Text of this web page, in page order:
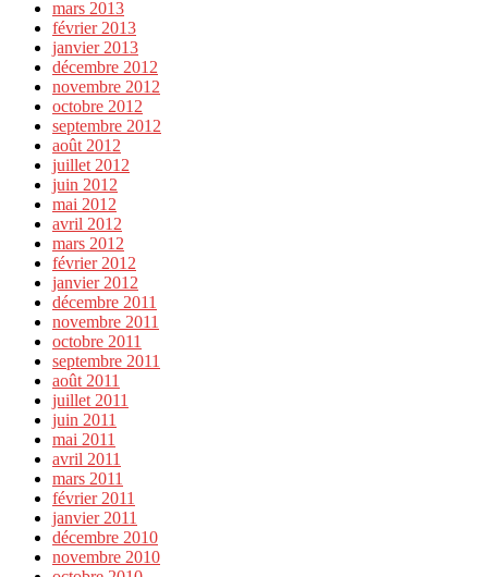
mars 2013
février 2013
janvier 2013
décembre 2012
novembre 2012
octobre 2012
septembre 2012
août 2012
juillet 2012
juin 2012
mai 2012
avril 2012
mars 2012
février 2012
janvier 2012
décembre 2011
novembre 2011
octobre 2011
septembre 2011
août 2011
juillet 2011
juin 2011
mai 2011
avril 2011
mars 2011
février 2011
janvier 2011
décembre 2010
novembre 2010